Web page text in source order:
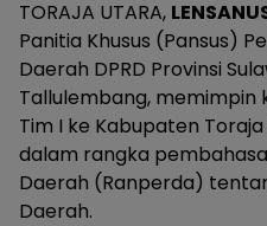
TORAJA UTARA,
Panitia Khusus (Pansus)
Daerah DPRD Provinsi
Tallulembang, memimpin
Tim I ke Kabupaten
dalam rangka
Daerah (Ranperda)
Daerah.